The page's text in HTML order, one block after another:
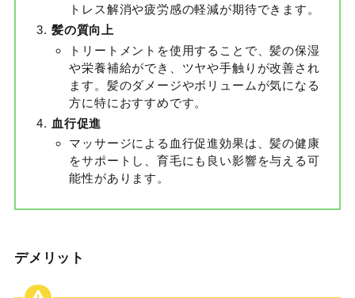
トレス解消や疲労感の軽減が期待できます。
髪の質向上
トリートメントを使用することで、髪の保湿
や栄養補給ができ、ツヤや手触りが改善され
ます。髪のダメージやボリュームが気になる
方に特におすすめです。
血行促進
マッサージによる血行促進効果は、髪の健康
をサポートし、育毛にも良い影響を与える可
能性があります。
デメリット